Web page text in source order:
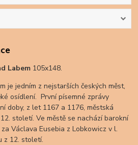
Labem 105x148.
je jedním z nejstarších českých měst,
osídlení. První písemné zprávy
doby, z let 1167 a 1176, městská
století. Ve městě se nachází barokní
Václava Eusebia z Lobkowicz v l.
z 12. století.